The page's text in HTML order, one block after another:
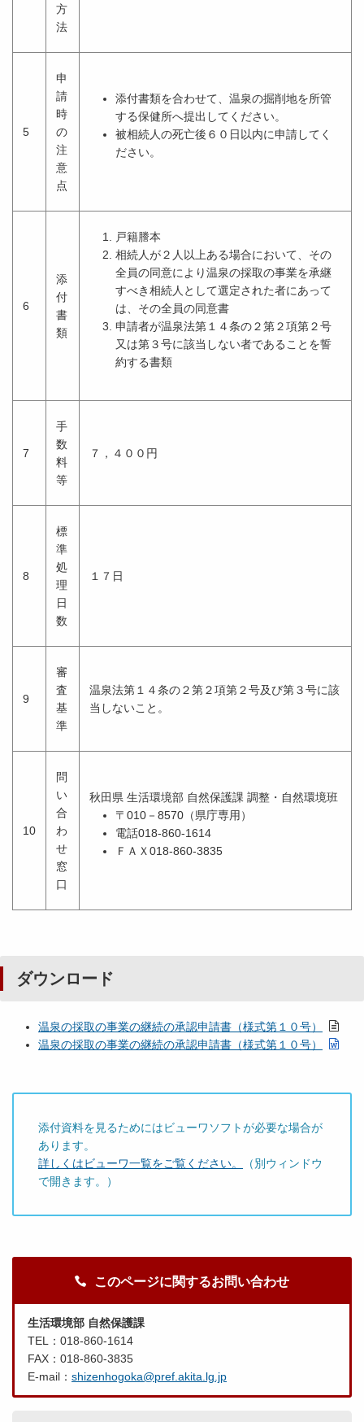
方
法
5
申
請
時
の
注
意
点
添付書類を合わせて、温泉の掘削地を所管
する保健所へ提出してください。
被相続人の死亡後６０日以内に申請してく
ださい。
6
添
付
書
類
戸籍謄本
相続人が２人以上ある場合において、その
全員の同意により温泉の採取の事業を承継
すべき相続人として選定された者にあって
は、その全員の同意書
申請者が温泉法第１４条の２第２項第２号
又は第３号に該当しない者であることを誓
約する書類
7
手
数
料
等
７，４００円
8
標
準
処
理
日
数
１７日
9
審
査
基
準
温泉法第１４条の２第２項第２号及び第３号に該
当しないこと。
10
問
い
合
わ
せ
窓
口
秋田県 生活環境部 自然保護課 調整・自然環境班
〒010－8570（県庁専用）
電話018-860-1614
ＦＡＸ018-860-3835
ダウンロード
温泉の採取の事業の継続の承認申請書（様式第１０号）
温泉の採取の事業の継続の承認申請書（様式第１０号）
添付資料を見るためにはビューワソフトが必要な場合が
あります。
詳しくはビューワ一覧をご覧ください。
（別ウィンドウ
で開きます。）
このページに関するお問い合わせ
生活環境部 自然保護課
TEL：018-860-1614
FAX：018-860-3835
E-mail： shizenhogoka@pref.akita.lg.jp